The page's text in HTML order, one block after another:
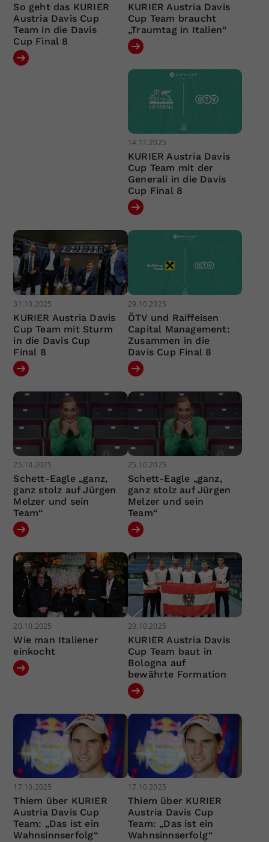
So geht das KURIER
Austria Davis Cup
Team in die Davis
Cup Final 8
KURIER Austria Davis
Cup Team braucht
„Traumtag in Italien“
14.11.2025
KURIER Austria Davis
Cup Team mit der
Generali in die Davis
Cup Final 8
31.10.2025
KURIER Austria Davis
Cup Team mit Sturm
in die Davis Cup
Final 8
29.10.2025
ÖTV und Raiffeisen
Capital Management:
Zusammen in die
Davis Cup Final 8
25.10.2025
Schett-Eagle „ganz,
ganz stolz auf Jürgen
Melzer und sein
Team“
25.10.2025
Schett-Eagle „ganz,
ganz stolz auf Jürgen
Melzer und sein
Team“
20.10.2025
Wie man Italiener
einkocht
20.10.2025
KURIER Austria Davis
Cup Team baut in
Bologna auf
bewährte Formation
17.10.2025
Thiem über KURIER
Austria Davis Cup
Team: „Das ist ein
Wahnsinnserfolg“
17.10.2025
Thiem über KURIER
Austria Davis Cup
Team: „Das ist ein
Wahnsinnserfolg“